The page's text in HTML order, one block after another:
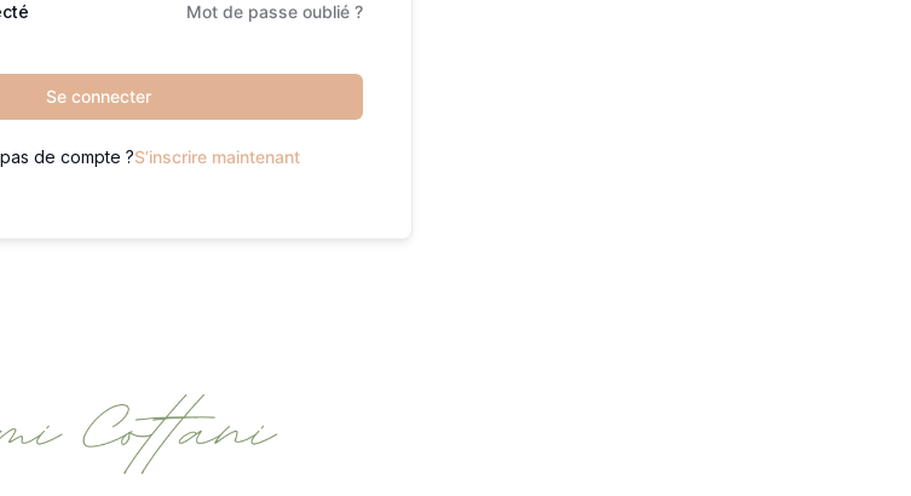
Mot de passe oublié ?
Se connecter
de compte ?S’inscrire maintenant